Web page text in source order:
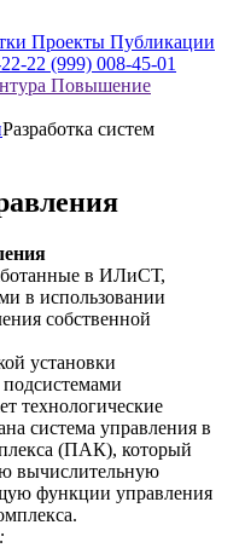
Проекты Публикации
22 (999) 008-45-01
Повышение
Разработка систем
в ИЛиСТ,
в использовании
собственной
установки
технологические
система управления в
(ПАК), который
вычислительную
функции управления